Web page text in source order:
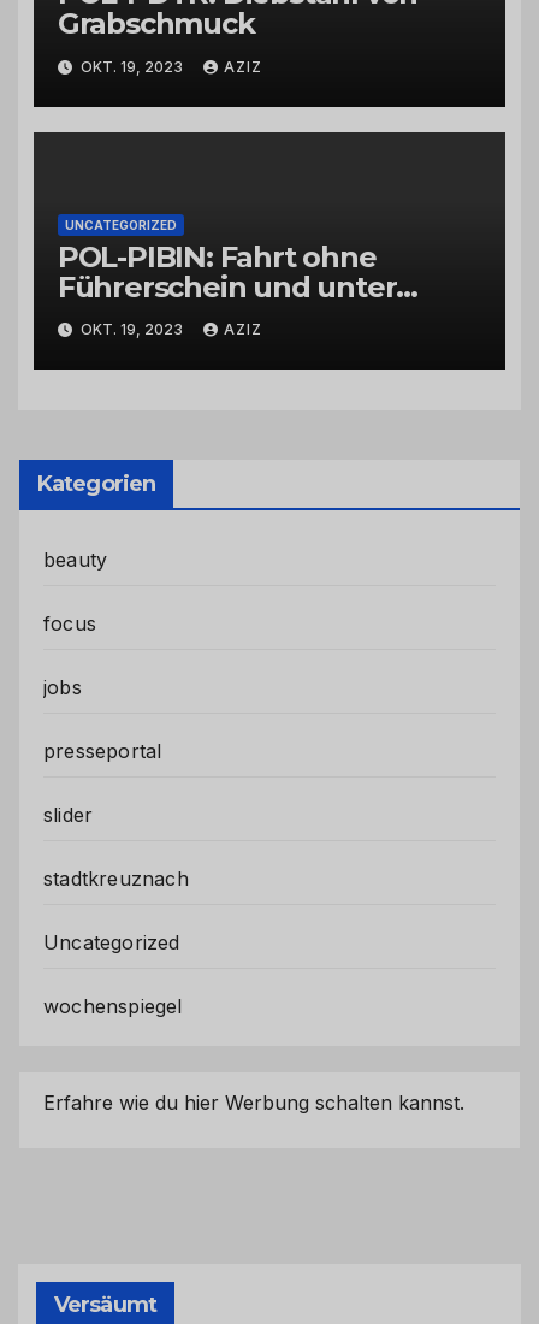
Grabschmuck
OKT. 19, 2023 AZIZ
UNCATEGORIZED
POL-PIBIN: Fahrt ohne
Führerschein und unter
Einfluss von Drogen
OKT. 19, 2023 AZIZ
Kategorien
beauty
focus
jobs
presseportal
slider
stadtkreuznach
Uncategorized
wochenspiegel
Erfahre wie du hier Werbung schalten kannst.
Versäumt